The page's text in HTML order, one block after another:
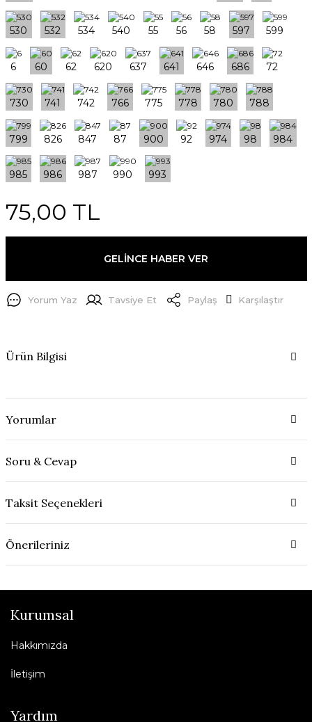
75,00 TL
GELİNCE HABER VER
Yorum Yaz Tavsiye Et Paylaş Karşılaştır
Ürün Bilgisi
Yorumlar
Soru & Cevap
Taksit Seçenekleri
Önerileriniz
Kurumsal
Hakkımızda
İletişim
Yardım